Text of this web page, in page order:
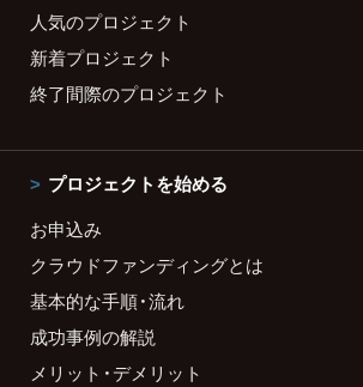
人気のプロジェクト
新着プロジェクト
終了間際のプロジェクト
プロジェクトを始める
お申込み
クラウドファンディングとは
基本的な手順・流れ
成功事例の解説
メリット・デメリット